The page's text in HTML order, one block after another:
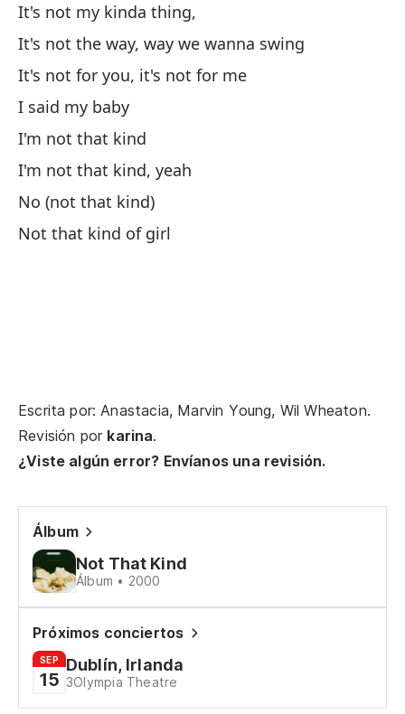
It's not my kinda thing,
It's not the way, way we wanna swing
It's not for you, it's not for me
I said my baby
I'm not that kind
I'm not that kind, yeah
No (not that kind)
Not that kind of girl
Escrita por: Anastacia, Marvin Young, Wil Wheaton.
Revisión por karina.
¿Viste algún error? Envíanos una revisión.
Álbum
Not That Kind
Álbum • 2000
Próximos conciertos
SEP
15
Dublín, Irlanda
3Olympia Theatre